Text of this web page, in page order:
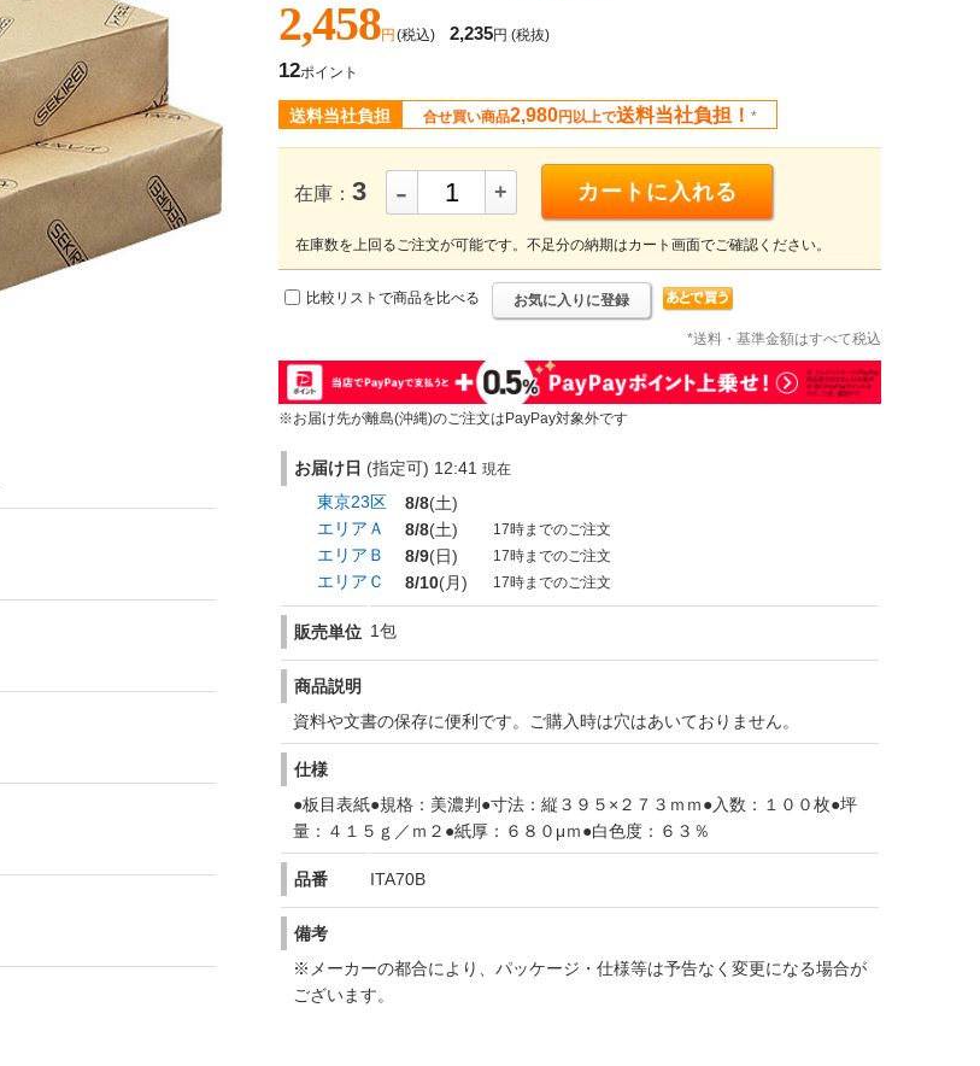
2,458円 (税込) 2,235円 (税抜)
12ポイント
送料当社負担 合せ買い商品2,980円以上で送料当社負担！ *
在庫： 3 - + カートに入れる
在庫数を上回るご注文が可能です。不足分の納期はカート画面でご確認ください。
比較リストで商品を比べる お気に入りに登録
*送料・基準金額はすべて税込
※お届け先が離島(沖縄)のご注文はPayPay対象外です
お届け日 (指定可) 12:41 現在
東京23区 8/8(土)
エリアＡ
8/8(土) 17時までのご注文
エリアＢ 8/9(日) 17時までのご注文
エリアＣ 8/10(月) 17時までのご注文
販売単位 1包
商品説明
資料や文書の保存に便利です。ご購入時は穴はあいておりません。
仕様
●板目表紙●規格：美濃判●寸法：縦３９５×２７３ｍｍ●入数：１００枚●坪
量：４１５ｇ／ｍ２●紙厚：６８０μｍ●白色度：６３％
品番 ITA70B
備考
※メーカーの都合により、パッケージ・仕様等は予告なく変更になる場合が
ございます。